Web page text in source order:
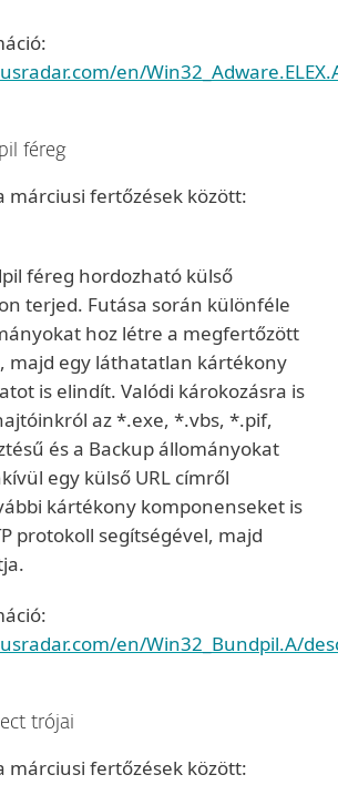
en/
féreg
márciusi fertőzések között:
féreg hordozható külső
terjed. Futása során különféle
hoz létre a megfertőzött
majd egy láthatatlan kártékony
is elindít. Valódi károkozásra is
az *.exe, *.vbs, *.pif,
és a Backup állományokat
egy külső URL címről
kártékony komponenseket is
protokoll segítségével, majd
en/Win32_Bundpil.A/
trójai
márciusi fertőzések között: